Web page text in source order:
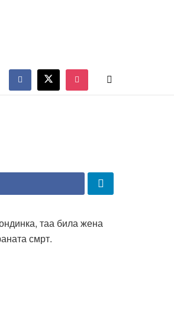
таа била жена
смрт.